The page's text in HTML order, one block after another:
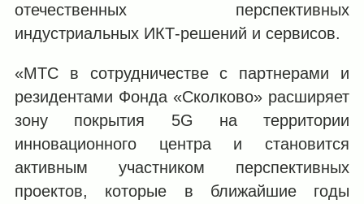
отечественных перспективных
индустриальных ИКТ-решений и сервисов.
«МТС в сотрудничестве с партнерами и
резидентами Фонда «Сколково» расширяет
зону покрытия 5G на территории
инновационного центра и становится
активным участником перспективных
проектов, которые в ближайшие годы